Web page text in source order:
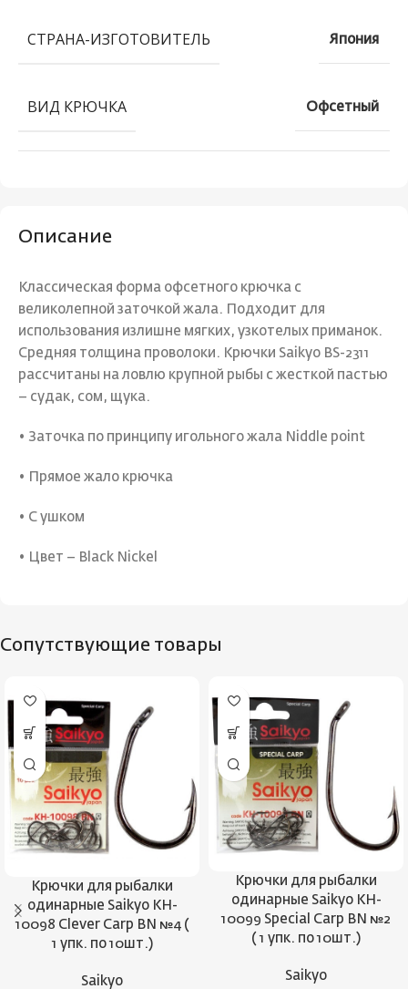
Описание
Классическая форма офсетного крючка с
великолепной заточкой жала. Подходит для
использования излишне мягких, узкотелых приманок.
Средняя толщина проволоки. Крючки Saikyo BS-2311
рассчитаны на ловлю крупной рыбы с жесткой пастью
– судак, сом, щука.
• Заточка по принципу игольного жала Niddle point
• Прямое жало крючка
• С ушком
• Цвет – Black Nickel
СТРАНА-ИЗГОТОВИТЕЛЬ Япония
ВИД КРЮЧКА Офсетный
Сопутствующие товары
Крючки для рыбалки
одинарные Saikyo KH-
10098 Clever Carp BN №4 (
1 упк. по 10шт.)
Saikyo
Крючки для рыбалки
одинарные Saikyo KH-
10099 Special Carp BN №2
( 1 упк. по 10шт.)
Saikyo